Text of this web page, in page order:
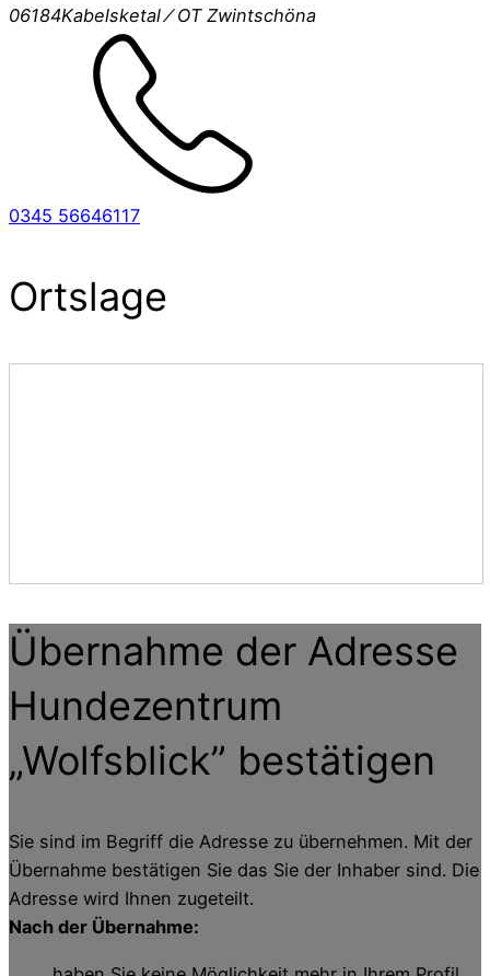
06184Kabelsketal ⁄ OT Zwintschöna
0345 56646117
Ortslage
Übernahme der Adresse
Hundezentrum
„Wolfsblick” bestätigen
Sie sind im Begriff die Adresse zu übernehmen. Mit der
Übernahme bestätigen Sie das Sie der Inhaber sind. Die
Adresse wird Ihnen zugeteilt.
Nach der Übernahme: